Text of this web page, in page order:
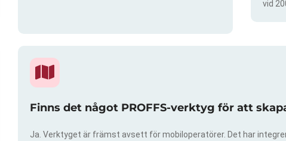
vid
Finns det något PROFFS-verktyg för att
Ja. Verktyget är främst avsett för mobiloperatörer. Det har